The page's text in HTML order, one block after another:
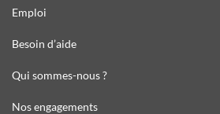
Emploi
Besoin d’aide
Qui sommes-nous ?
Nos engagements